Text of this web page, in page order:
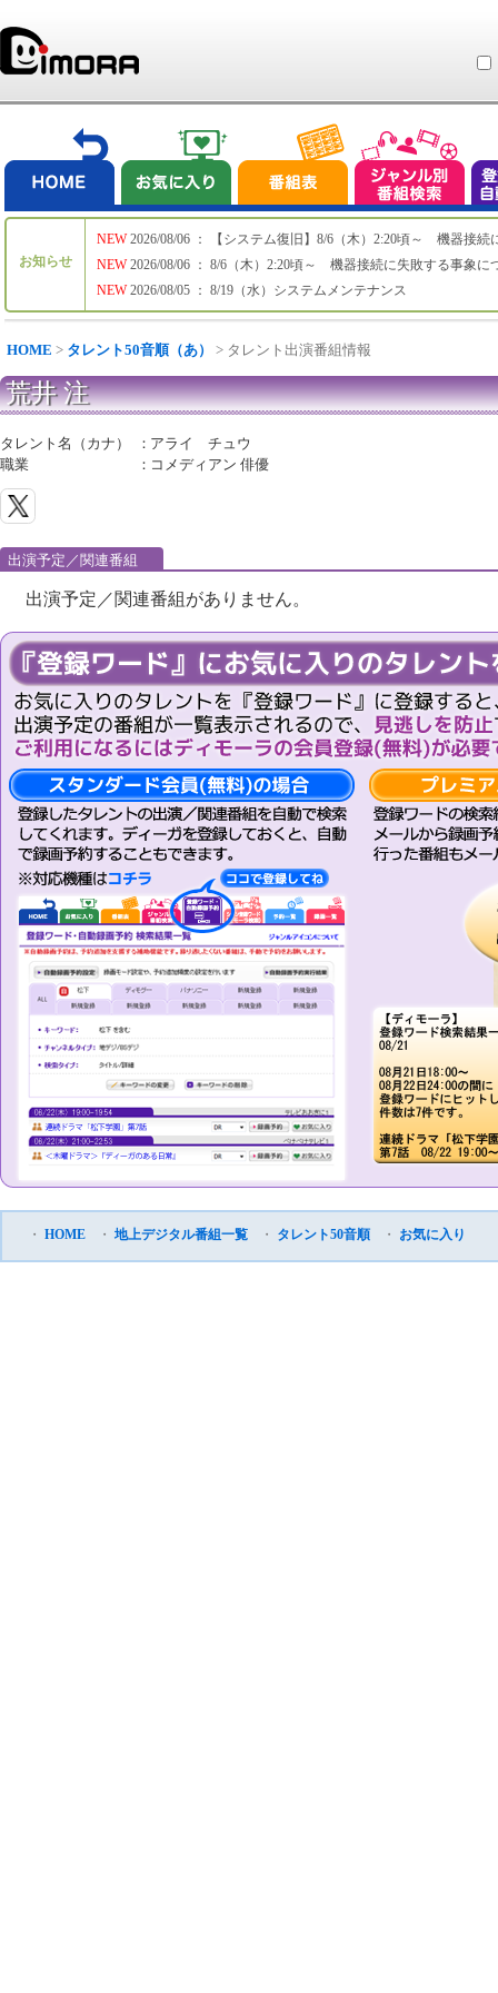
お知らせ
NEW
NEW
NEW
2026/08/06 ： 【システム復旧】8/6（木）2:20頃～ 機器接続
2026/08/06 ： 8/6（木）2:20頃～ 機器接続に失敗する事象に
2026/08/05 ： 8/19（水）システムメンテナンス
HOME > タレント50音順（あ） > タレント出演番組情報
荒井 注
タレント名（カナ） ： アライ チュウ
職業
： コメディアン 俳優
出演予定／関連番組
出演予定／関連番組がありません。
・ HOME ・ 地上デジタル番組一覧 ・ タレント50音順 ・ お気に入り